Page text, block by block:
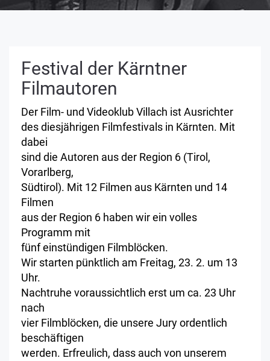
Festival der Kärntner
Filmautoren
Der Film- und Videoklub Villach ist Ausrichter
des diesjährigen Filmfestivals in Kärnten. Mit
dabei
sind die Autoren aus der Region 6 (Tirol,
Vorarlberg,
Südtirol). Mit 12 Filmen aus Kärnten und 14
Filmen
aus der Region 6 haben wir ein volles
Programm mit
fünf einstündigen Filmblöcken.
Wir starten pünktlich am Freitag, 23. 2. um 13
Uhr.
Nachtruhe voraussichtlich erst um ca. 23 Uhr
nach
vier Filmblöcken, die unsere Jury ordentlich
beschäftigen
werden. Erfreulich, dass auch von unserem